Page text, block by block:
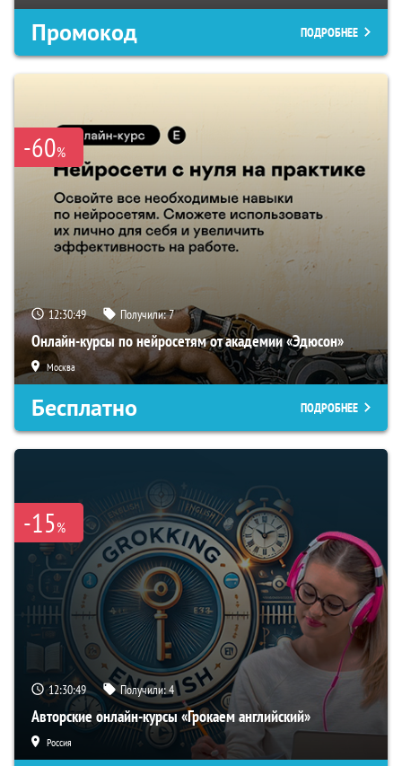
Промокод ПОДРОБНЕЕ
-60%
12:30:48 Получили:7
Онлайн-курсы по нейросетям от академии «Эдюсон»
Москва
Бесплатно ПОДРОБНЕЕ
-15%
12:30:48 Получили:4
Авторские онлайн-курсы «Грокаем английский»
Россия